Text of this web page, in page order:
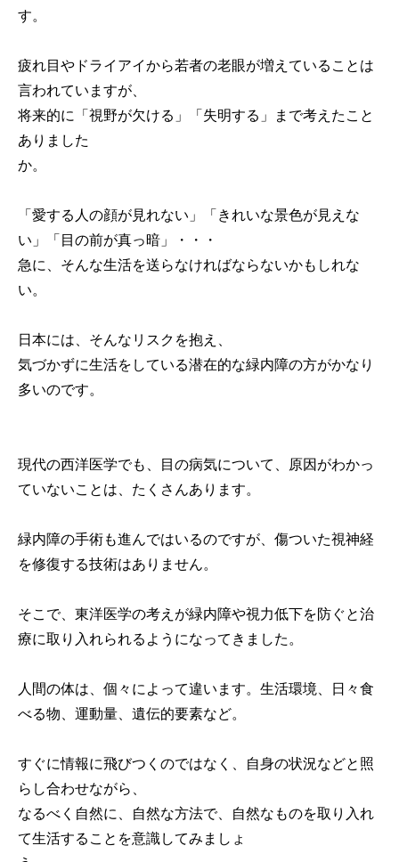
す。
疲れ目やドライアイから若者の老眼が増えていることは
言われていますが、
将来的に「視野が欠ける」「失明する」まで考えたこと
ありました
か。
「愛する人の顔が見れない」「きれいな景色が見えな
い」「目の前が真っ暗」・・・
急に、そんな生活を送らなければならないかもしれな
い。
日本には、そんなリスクを抱え、
気づかずに生活をしている潜在的な緑内障の方がかなり
多いのです。
現代の西洋医学でも、目の病気について、原因がわかっ
ていないことは、たくさんあります。
緑内障の手術も進んではいるのですが、傷ついた視神経
を修復する技術はありません。
そこで、東洋医学の考えが緑内障や視力低下を防ぐと治
療に取り入れられるようになってきました。
人間の体は、個々によって違います。生活環境、日々食
べる物、運動量、遺伝的要素など。
すぐに情報に飛びつくのではなく、自身の状況などと照
らし合わせながら、
なるべく自然に、自然な方法で、自然なものを取り入れ
て生活することを意識してみましょ